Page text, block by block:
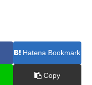
Hatena Bookmark
Copy